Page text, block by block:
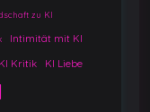
zu KI
Intimität mit KI
KI Kritik KI Liebe